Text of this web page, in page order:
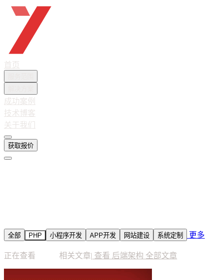
首页
成功案例
技术博客
关于我们
获取报价
全部 PHP 小程序开发 APP开发 网站建设 系统定制 更多
正在查看 相关文章| 查看 后端架构 全部文章